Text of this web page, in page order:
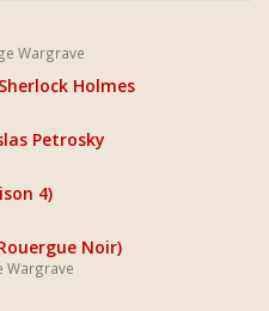
Wargrave
Holmes
Petrosky
4)
Noir)
Wargrave